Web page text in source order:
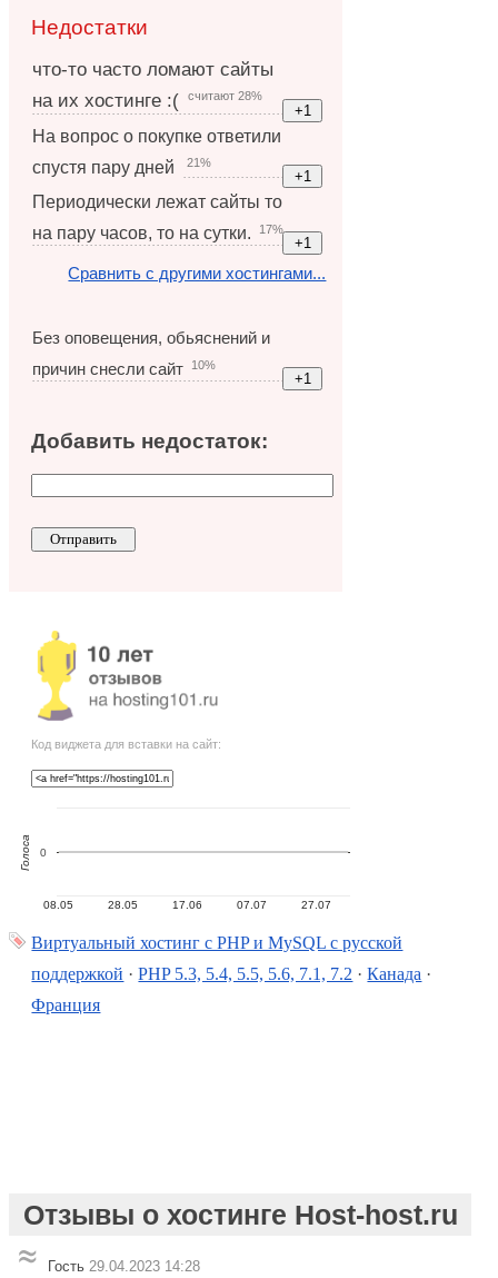
Недостатки
что-то часто ломают сайты
на их хостинге :(
считают 28%
На вопрос о покупке ответили
спустя пару дней
21%
Периодически лежат сайты то
на пару часов, то на сутки.
17%
Сравнить с другими хостингами...
Без оповещения, обьяснений и
причин снесли сайт
10%
Добавить недостаток:
Код виджета для вставки на сайт:
08.05 28.05 17.06 07.07 27.07
0
Голоса
Виртуальный хостинг c PHP и MySQL с русской
поддержкой ·PHP 5.3, 5.4, 5.5, 5.6, 7.1, 7.2 ·Канада ·
Франция
Отзывы о хостинге Host-host.ru
Гость 29.04.2023 14:28